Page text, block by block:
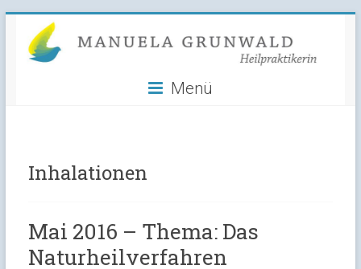
content
Manuela
Grunwald
Menü
Inhalationen
Mai 2016 – Thema: Das
Naturheilverfahren